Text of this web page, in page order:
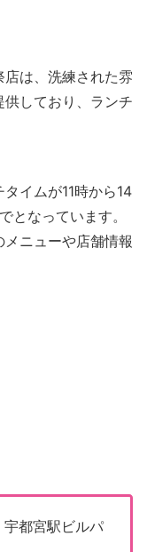
は、洗練された雰
しており、ランチ
イムが11時から14
となっています。
ニューや店舗情報
都宮駅ビルパ